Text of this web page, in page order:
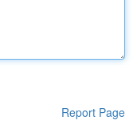
Report Page